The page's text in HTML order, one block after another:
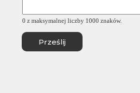
i
ę
0 z maksymalnej liczby 1000 znaków.
Prześlij